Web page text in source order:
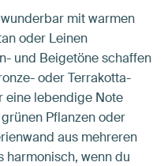
mit warmen
oder Leinen
und Beigetöne schaffen
oder Terrakotta-
eine lebendige Note
Pflanzen oder
aus mehreren
harmonisch, wenn du